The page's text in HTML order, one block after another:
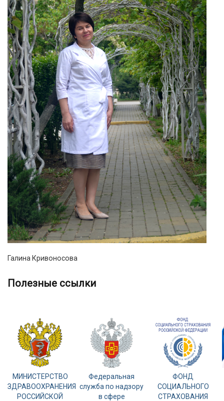
Галина Кривоносова
полезные ссылки
МИНИСТЕРСТВО
ЗДРАВООХРАНЕНИЯ
РОССИЙСКОЙ
Федеральная
служба по надзору
в сфере
ФОНД
СОЦИАЛЬНОГО
СТРАХОВАНИЯ